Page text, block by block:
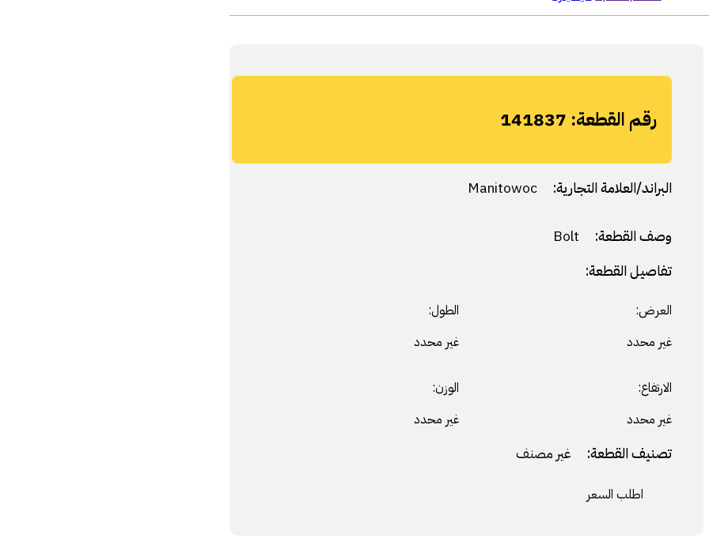
رقم القطعة: 141837
البراند/العلامة التجارية: Manitowoc
وصف القطعة:
تفاصيل القطعة:
العرض:
غير محدد
الطول:
غير محدد
الارتفاع:
غير محدد
الوزن:
غير محدد
تصنيف القطعة: غير مصنف
اطلب السعر